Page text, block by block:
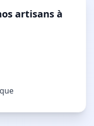
artisans à